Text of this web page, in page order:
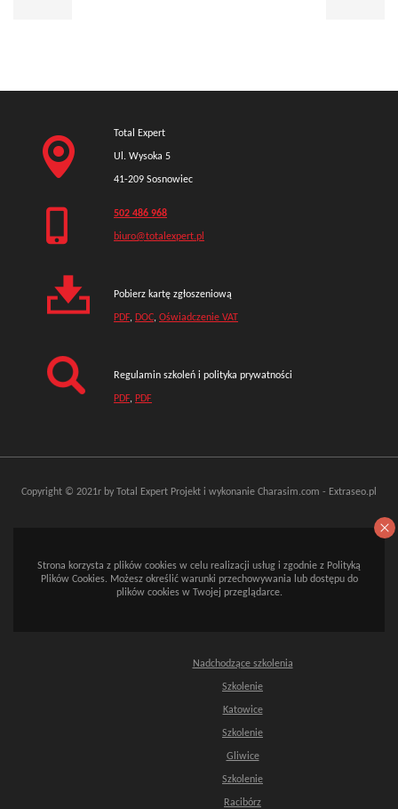
Total Expert
Ul. Wysoka 5
41-209 Sosnowiec
502 486 968
biuro@totalexpert.pl
Pobierz kartę zgłoszeniową
PDF, DOC, Oświadczenie VAT
Regulamin szkoleń i polityka prywatności
PDF, PDF
Copyright © 2021r by Total Expert Projekt i wykonanie Charasim.com - Extraseo.pl
Strona korzysta z plików cookies w celu realizacji usług i zgodnie z Polityką
Plików Cookies. Możesz określić warunki przechowywania lub dostępu do
plików cookies w Twojej przeglądarce.
Nadchodzące szkolenia
Szkolenie
Katowice
Szkolenie
Gliwice
Szkolenie
Racibórz